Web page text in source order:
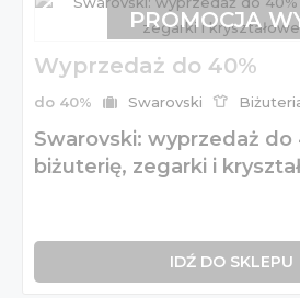
Wyprzedaż do 40%
do 40% Swarovski
Swarovski: wyprzedaż do
biżuterię, zegarki i
IDŹ DO SKLEPU
PROMOCJA